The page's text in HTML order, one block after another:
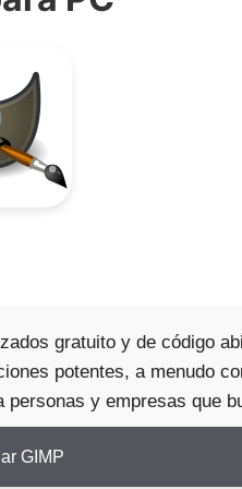
gratuito y de código
potentes, a menudo
y empresas que
GIMP